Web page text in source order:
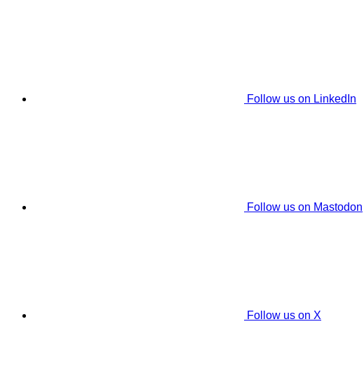
Follow us on LinkedIn
Follow us on Mastodon
Follow us on X